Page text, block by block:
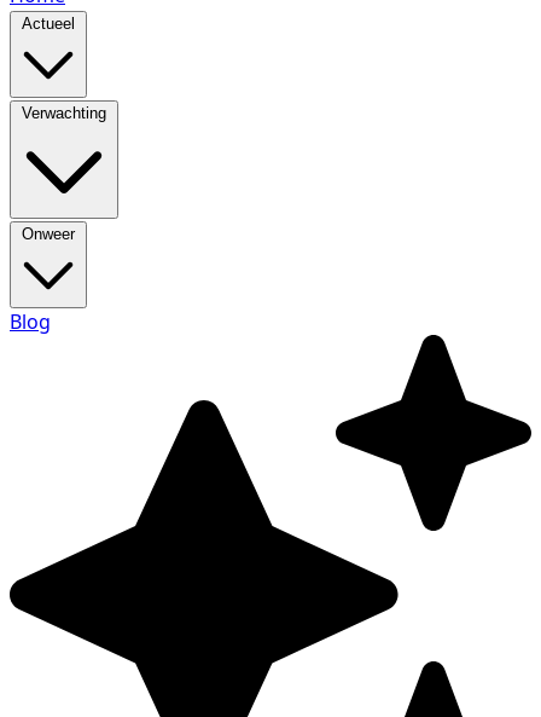
Actueel
Verwachting
Onweer
Blog